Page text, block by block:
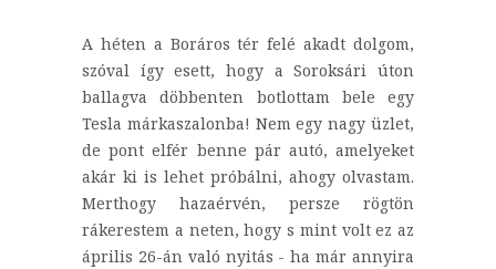
A héten a Boráros tér felé akadt dolgom,
szóval így esett, hogy a Soroksári úton
ballagva döbbenten botlottam bele egy
Tesla márkaszalonba! Nem egy nagy üzlet,
de pont elfér benne pár autó, amelyeket
akár ki is lehet próbálni, ahogy olvastam.
Merthogy hazaérvén, persze rögtön
rákerestem a neten, hogy s mint volt ez az
április 26-án való nyitás - ha már annyira